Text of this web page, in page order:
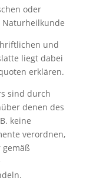
oder
und
liegt dabei
erklären.
sind durch
denen des
keine
verordnen,